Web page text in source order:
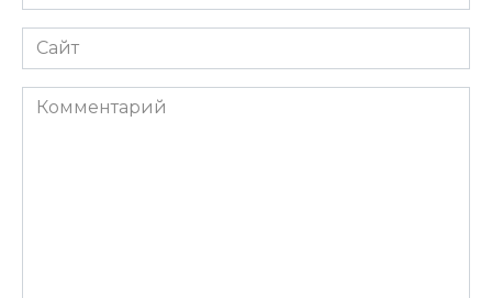
Сайт
Комментарий